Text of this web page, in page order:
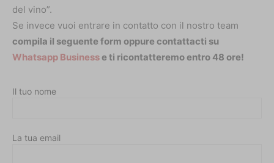
del vino”.
Se invece vuoi entrare in contatto con il nostro team
compila il seguente form oppure contattacti su
Whatsapp Businesse ti ricontatteremo entro 48 ore!
Il tuo nome
La tua email